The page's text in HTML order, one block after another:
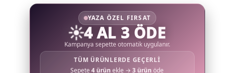
YAZA ÖZEL FIRSAT
☀️4 AL 3 ÖDE
Kampanya sepette otomatik uygulanır.
TÜM ÜRÜNLERDE GEÇERLİ
Sepete4 ürün ekle →3 ürün öde